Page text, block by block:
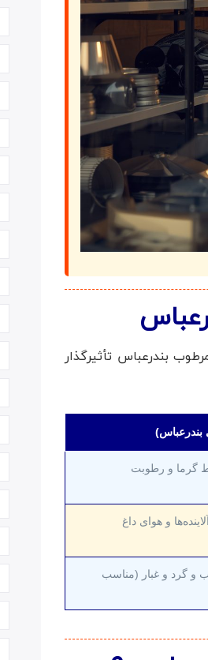
بندرعباس تأثیرگذار
بندرعباس)
گرما و رطوبت
و هوای داغ
و گرد و غبار (مناسب